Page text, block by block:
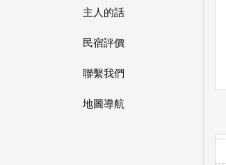
主人的話
民宿評價
聯繫我們
地圖導航